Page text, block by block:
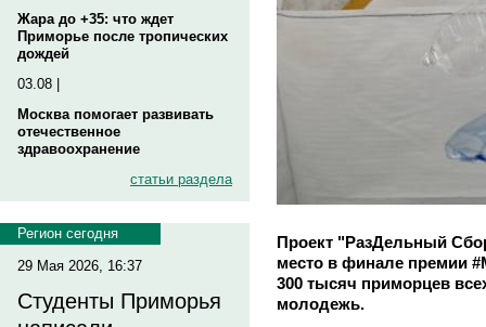
Жара до +35: что ждет
Приморье после тропических
дождей
03.08 |
Москва помогает развивать
отечественное
здравоохранение
статьи раздела
Регион сегодня
29 Мая 2026, 16:37
Студенты Приморья
Проект "РазДельный
место в финале премии
300 тысяч приморцев
молодежь.